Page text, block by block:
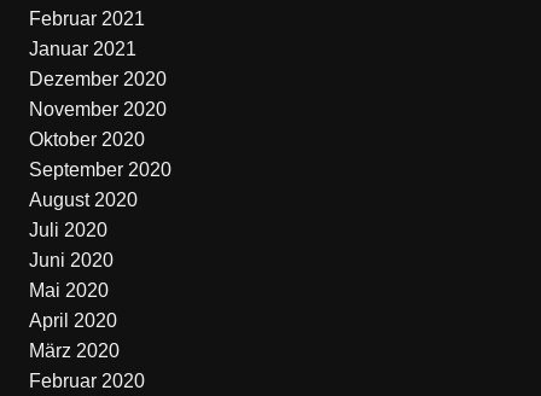
Februar 2021
Januar 2021
Dezember 2020
November 2020
Oktober 2020
September 2020
August 2020
Juli 2020
Juni 2020
Mai 2020
April 2020
März 2020
Februar 2020